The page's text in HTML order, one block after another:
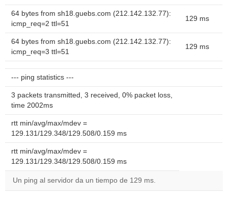
64 bytes from sh18.guebs.com (212.142.132.77):
icmp_req=2 ttl=51
129 ms
64 bytes from sh18.guebs.com (212.142.132.77):
icmp_req=3 ttl=51
129 ms
--- ping statistics ---
3 packets transmitted, 3 received, 0% packet loss,
time 2002ms
rtt min/avg/max/mdev =
129.131/129.348/129.508/0.159 ms
rtt min/avg/max/mdev =
129.131/129.348/129.508/0.159 ms
Un ping al servidor da un tiempo de 129 ms.